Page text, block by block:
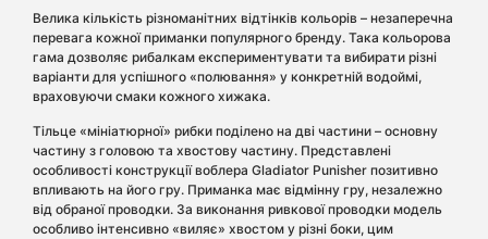
Велика кількість різноманітних відтінків кольорів – незаперечна
перевага кожної приманки популярного бренду. Така кольорова
гама дозволяє рибалкам експериментувати та вибирати різні
варіанти для успішного «полювання» у конкретній водоймі,
враховуючи смаки кожного хижака.
Тільце «мініатюрної» рибки поділено на дві частини – основну
частину з головою та хвостову частину. Представлені
особливості конструкції воблера Gladiator Punisher позитивно
впливають на його гру. Приманка має відмінну гру, незалежно
від обраної проводки. За виконання ривкової проводки модель
особливо інтенсивно «виляє» хвостом у різні боки, цим